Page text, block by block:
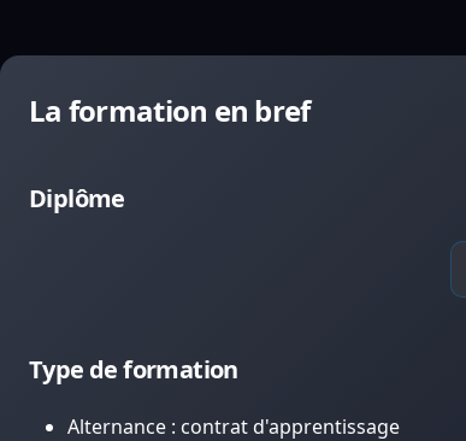
La formation en bref
Diplôme
Type de formation
Alternance : contrat d'apprentissage